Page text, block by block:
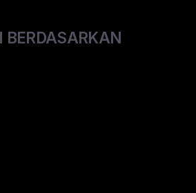
BERDASARKAN